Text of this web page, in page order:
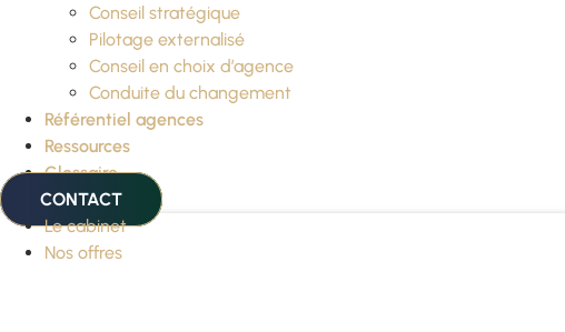
Conseil stratégique
Pilotage externalisé
Conseil en choix d’agence
Conduite du changement
Référentiel agences
Ressources
Glossaire
CONTACT
Le cabinet
Nos offres